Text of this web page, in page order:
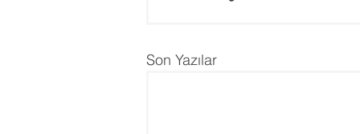
Son Yazılar